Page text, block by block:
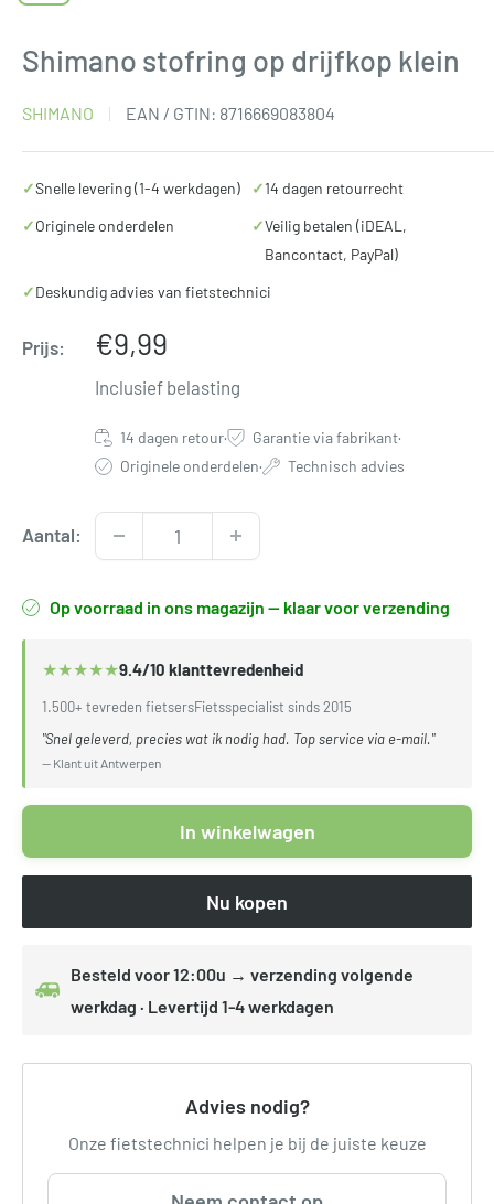
Shimano stofring op drijfkop klein
SHIMANO EAN / GTIN: 8716669083804
✓Snelle levering (1-4 werkdagen) ✓14 dagen retourrecht
✓Originele onderdelen ✓Veilig betalen (iDEAL,
Bancontact, PayPal)
✓Deskundig advies van fietstechnici
Prijs: Verkoopprijs
€9,99
Inclusief belasting
14 dagen retour· Garantie via fabrikant·
Originele onderdelen· Technisch advies
Aantal:
Op voorraad in ons magazijn — klaar voor verzending
★★★★★9.4/10 klanttevredenheid
1.500+ tevreden fietsersFietsspecialist sinds 2015
"Snel geleverd, precies wat ik nodig had. Top service via e-mail."
— Klant uit Antwerpen
In winkelwagen
Nu kopen
Besteld voor 12:00u → verzending volgende
werkdag · Levertijd 1-4 werkdagen
Advies nodig?
Onze fietstechnici helpen je bij de juiste keuze